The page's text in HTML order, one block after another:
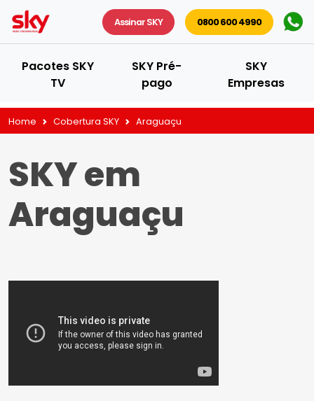
Assinar SKY 0800 600 4990
Pacotes SKY
TV
SKY Pré-
pago
SKY
Empresas
Home Cobertura SKY Araguaçu
SKY em
Araguaçu